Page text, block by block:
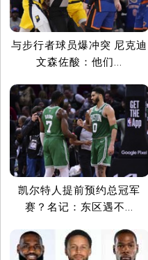
与步行者球员爆冲突 尼克迪
文森佐酸：他们...
凯尔特人提前预约总冠军
赛？名记：东区遇不...